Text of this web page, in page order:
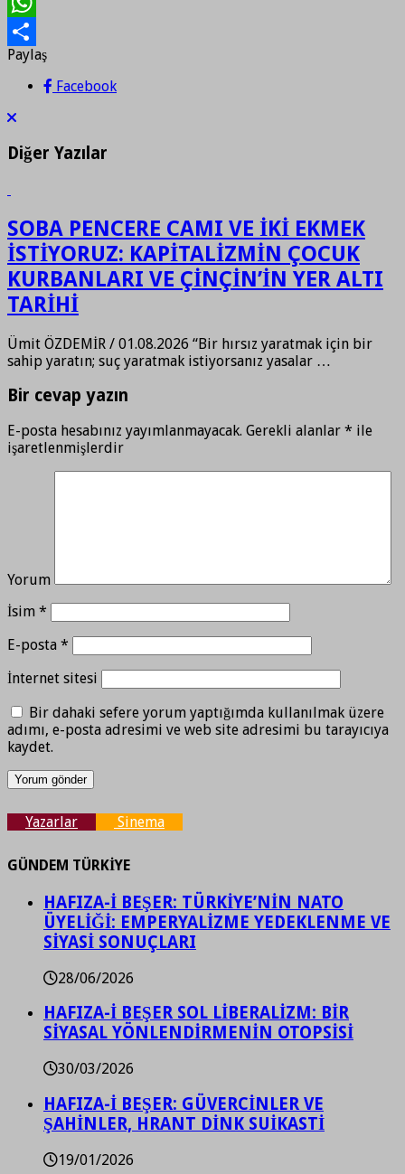
WhatsApp
Paylaş
Paylaş
Facebook
Diğer Yazılar
SOBA PENCERE CAMI VE İKİ EKMEK
İSTİYORUZ: KAPİTALİZMİN ÇOCUK
KURBANLARI VE ÇİNÇİN’İN YER ALTI
TARİHİ
Ümit ÖZDEMİR / 01.08.2026 “Bir hırsız yaratmak için bir
sahip yaratın; suç yaratmak istiyorsanız yasalar …
Bir cevap yazın
E-posta hesabınız yayımlanmayacak. Gerekli alanlar * ile
işaretlenmişlerdir
Yorum
İsim *
E-posta *
İnternet sitesi
Bir dahaki sefere yorum yaptığımda kullanılmak üzere
adımı, e-posta adresimi ve web site adresimi bu tarayıcıya
kaydet.
Yazarlar Sinema
GÜNDEM TÜRKİYE
HAFIZA-İ BEŞER: TÜRKİYE’NİN NATO
ÜYELİĞİ: EMPERYALİZME YEDEKLENME VE
SİYASİ SONUÇLARI
28/06/2026
HAFIZA-İ BEŞER SOL LİBERALİZM: BİR
SİYASAL YÖNLENDİRMENİN OTOPSİSİ
30/03/2026
HAFIZA-İ BEŞER: GÜVERCİNLER VE
ŞAHİNLER, HRANT DİNK SUİKASTİ
19/01/2026